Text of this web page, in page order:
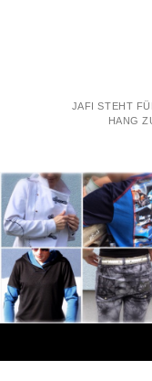
JAFI STEHT
HANG